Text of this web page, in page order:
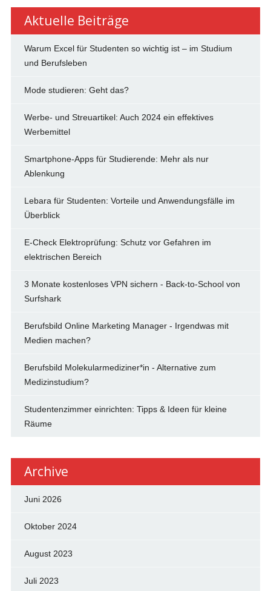
Aktuelle Beiträge
Warum Excel für Studenten so wichtig ist – im Studium
und Berufsleben
Mode studieren: Geht das?
Werbe- und Streuartikel: Auch 2024 ein effektives
Werbemittel
Smartphone-Apps für Studierende: Mehr als nur
Ablenkung
Lebara für Studenten: Vorteile und Anwendungsfälle im
Überblick
E-Check Elektroprüfung: Schutz vor Gefahren im
elektrischen Bereich
3 Monate kostenloses VPN sichern - Back-to-School von
Surfshark
Berufsbild Online Marketing Manager - Irgendwas mit
Medien machen?
Berufsbild Molekularmediziner*in - Alternative zum
Medizinstudium?
Studentenzimmer einrichten: Tipps & Ideen für kleine
Räume
Archive
Juni 2026
Oktober 2024
August 2023
Juli 2023